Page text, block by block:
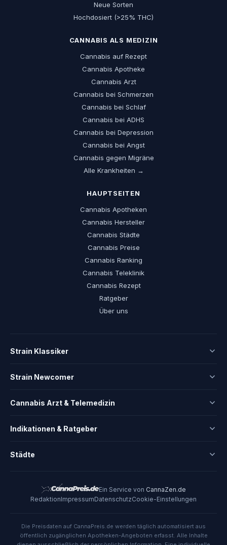
Neue Sorten
Hochdosiert (>25% THC)
CANNABIS ALS MEDIZIN
Cannabis auf Rezept
Cannabis Apotheke
Cannabis Arzt
Cannabis bei Schmerzen
Cannabis bei Schlaf
Cannabis bei ADHS
Cannabis bei Depression
Cannabis bei Angst
Cannabis gegen Migräne
Alle Krankheiten →
HAUPTSEITEN
Cannabis Apotheken
Cannabis Hersteller
Cannabis Städte
Cannabis Preise
Cannabis Ranking
Cannabis Teleklinik
Cannabis Rezept
Ratgeber
Über uns
Strain Klassiker
Strain Newcomer
Cannabis Arzt & Telemedizin
Indikationen & Ratgeber
Städte
Ein Service von CannaZen.de
RedaktionImpressumDatenschutzCookie-Einstellungen
Die Preisdaten auf CannaPreis.de werden täglich automatisiert aus
öffentlich zugänglichen Apotheken-Angeboten erfasst. Alle Inhalte